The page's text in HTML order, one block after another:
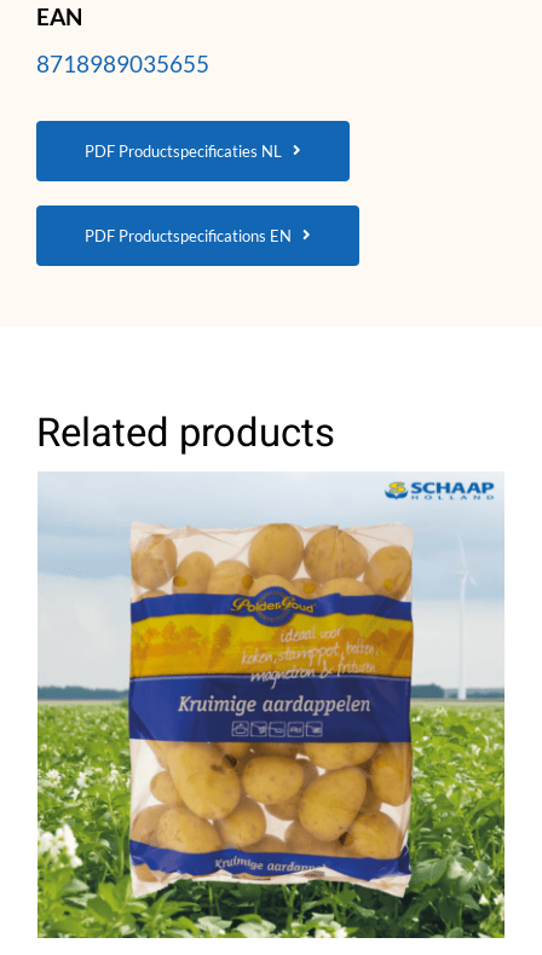
EAN
8718989035655
PDF Productspecificaties NL
PDF Productspecifications EN
Related products